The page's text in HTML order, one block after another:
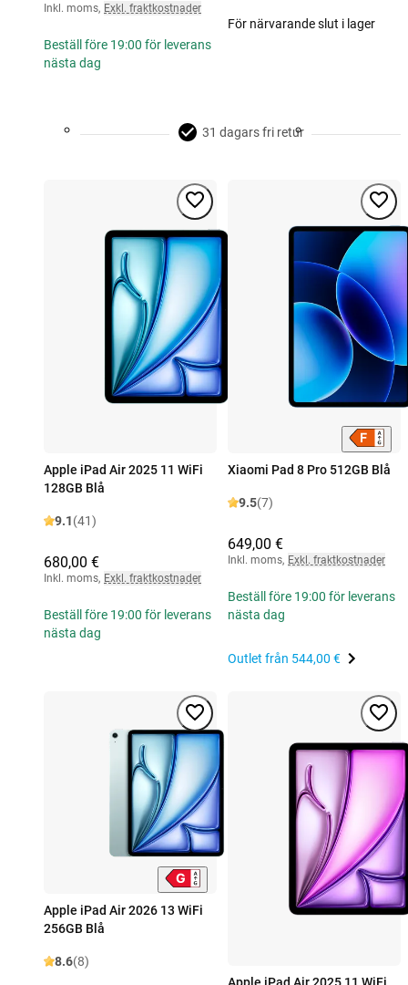
Inkl. moms, Exkl. fraktkostnader
Beställ före 19:00 för leverans
nästa dag
För närvarande slut i lager
31 dagars fri retur
Apple iPad Air 2025 11 WiFi
128GB Blå
9.1(41)
680,00 €
Inkl. moms, Exkl. fraktkostnader
Beställ före 19:00 för leverans
nästa dag
Xiaomi Pad 8 Pro 512GB Blå
9.5(7)
649,00 €
Inkl. moms, Exkl. fraktkostnader
Beställ före 19:00 för leverans
nästa dag
Outlet från 544,00 €
Apple iPad Air 2026 13 WiFi
256GB Blå
8.6(8)